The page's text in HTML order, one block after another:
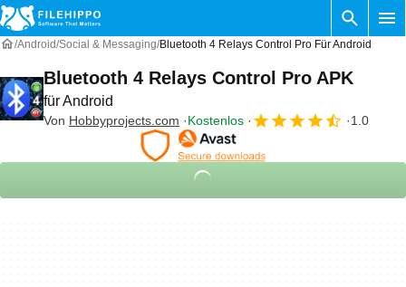
Android Social & Messaging Bluetooth 4 Relays Control Pro Für Android
Bluetooth 4 Relays Control Pro APK
für Android
Von Hobbyprojects.com Kostenlos 1.0